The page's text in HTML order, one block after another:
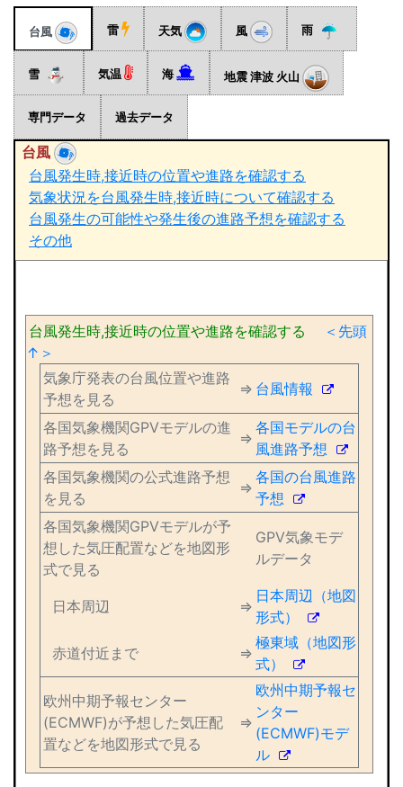
台風 雷 天気 風 雨
雪 気温 海 地震 津波 火山
専門データ 過去データ
台風
台風発生時,接近時の位置や進路を確認する
気象状況を台風発生時,接近時について確認する
台風発生の可能性や発生後の進路予想を確認する
その他
台風発生時,接近時の位置や進路を確認する
＜先頭
↑＞
気象庁発表の台風位置や進路
予想を見る
⇒ 台風情報
各国気象機関GPVモデルの進
路予想を見る
⇒
各国モデルの台
風進路予想
各国気象機関の公式進路予想
を見る
⇒
各国の台風進路
予想
各国気象機関GPVモデルが予
想した気圧配置などを地図形
式で見る
GPV気象モデ
ルデータ
日本周辺 ⇒
日本周辺（地図
形式）
赤道付近まで
⇒
極東域（地図形
式）
欧州中期予報センター
(ECMWF)が予想した気圧配
置などを地図形式で見る
⇒
欧州中期予報セ
ンター
(ECMWF)モデ
ル